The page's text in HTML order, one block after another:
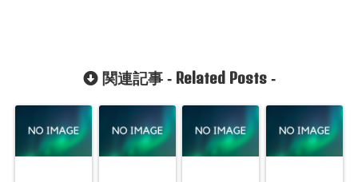
関連記事 - Related Posts-